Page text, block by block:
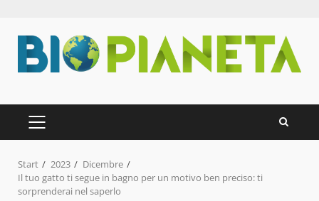
Inhalt
springen
PRIMÄRES
MENÜ
Start 2023
Dicembre
Il tuo gatto ti segue in bagno per un motivo ben preciso: ti
sorprenderai nel saperlo